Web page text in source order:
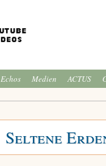
Echos Medien ACTUS
Seltene